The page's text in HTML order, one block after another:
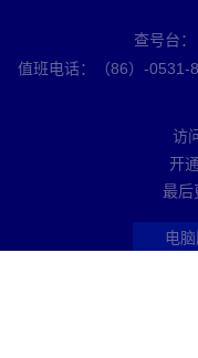
查号台
值班电话：（86）-
访
开
最后
电